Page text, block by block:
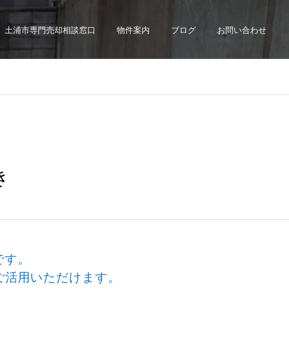
土浦市専門売却相談窓口 物件案内 ブログ お問い合わせ
。
用いただけます。